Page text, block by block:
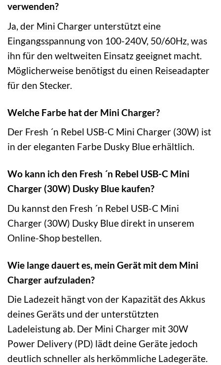
verwenden?
Ja, der Mini Charger unterstützt eine
Eingangsspannung von 100-240V, 50/60Hz, was
ihn für den weltweiten Einsatz geeignet macht.
Möglicherweise benötigst du einen Reiseadapter
für den Stecker.
Welche Farbe hat der Mini Charger?
Der Fresh ´n Rebel USB-C Mini Charger (30W) ist
in der eleganten Farbe Dusky Blue erhältlich.
Wo kann ich den Fresh ´n Rebel USB-C Mini
Charger (30W) Dusky Blue kaufen?
Du kannst den Fresh ´n Rebel USB-C Mini
Charger (30W) Dusky Blue direkt in unserem
Online-Shop bestellen.
Wie lange dauert es, mein Gerät mit dem Mini
Charger aufzuladen?
Die Ladezeit hängt von der Kapazität des Akkus
deines Geräts und der unterstützten
Ladeleistung ab. Der Mini Charger mit 30W
Power Delivery (PD) lädt deine Geräte jedoch
deutlich schneller als herkömmliche Ladegeräte.